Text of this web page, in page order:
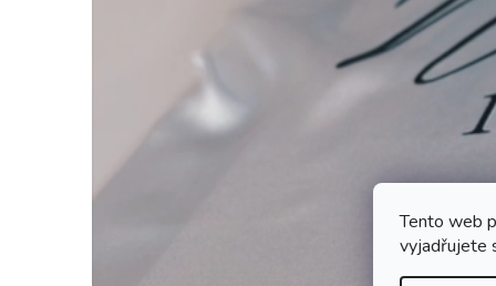
Tento web
vyjadřujete